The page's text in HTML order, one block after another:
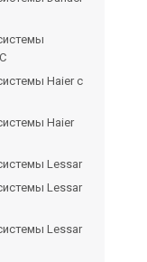
Haier c
Haier
Lessar
Lessar
Lessar